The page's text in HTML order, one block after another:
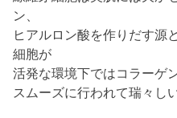
ン、
ヒアルロン酸を作りだす源
細胞が
活発な環境下ではコラーゲ
スムーズに行われて瑞々し